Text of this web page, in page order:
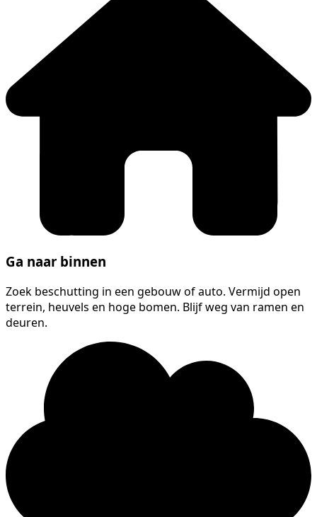
Ga naar binnen
Zoek beschutting in een gebouw of auto. Vermijd open
terrein, heuvels en hoge bomen. Blijf weg van ramen en
deuren.